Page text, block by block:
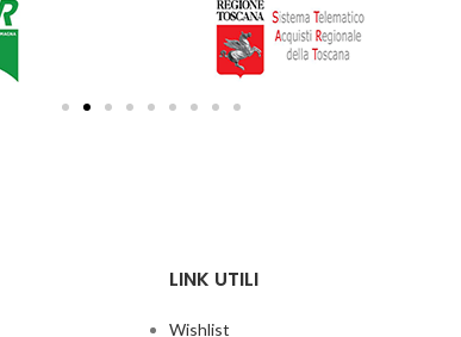
LINK UTILI
Wishlist